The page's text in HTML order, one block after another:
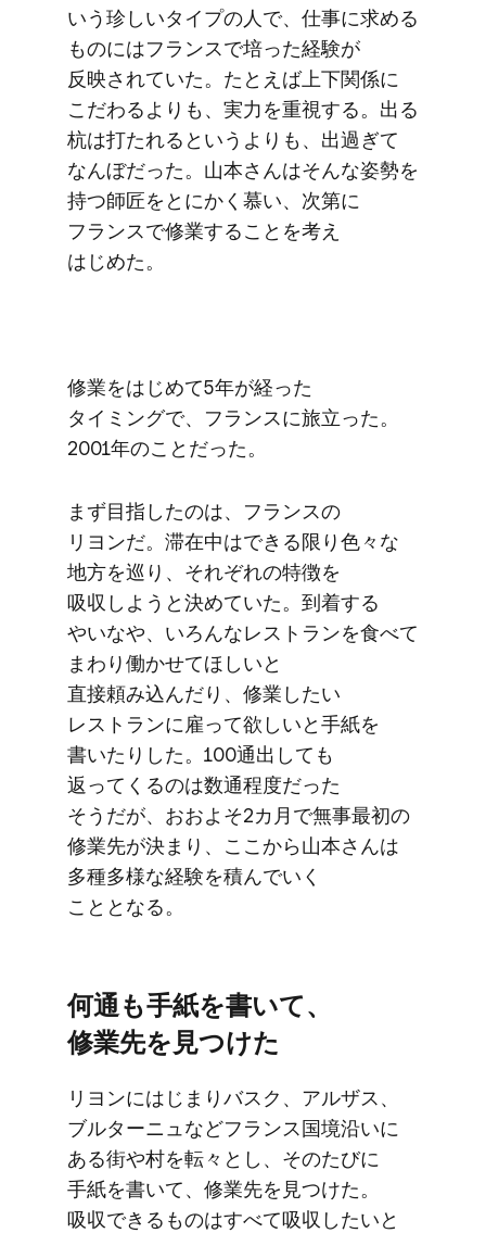
いう​珍しい​タイプの​人で、​仕事に​求める​
ものには​フランスで​培った​経験が​
反映されていた。​たとえば​上下関係に​
こだわるよりも、​実力を​重視する。​出る​
杭は​打たれると​いうよりも、​出過ぎて​
なんぼだった。​山本さんは​そんな​姿勢を​
持つ師匠を​とにかく​慕い、​次第に​
フランスで​修業する​ことを​考え​
はじめた。
修業を​はじめて​5年が​経った​
タイミングで、​フランスに​旅立った。​
2001年の​ことだった。
まず​目指したのは、​フランスの​
リヨンだ。​滞在中は​できる​限り​色々な​
地方を​巡り、​それぞれの​特徴を​
吸収しようと​決めて​いた。​到着する​
やいなや、​いろんな​レストランを​食べて​
まわり働かせて​ほしいと​
直接頼み込んだり、​修業したい​
レストランに​雇って​欲しいと​手紙を​
書いたりした。​100通出しても​
返ってくるのは​数通程度だった​
そうだが、​おおよそ​2カ月で​無事最初の​
修業先が​決まり、​ここから​山本さんは​
多種多様な​経験を​積んでいく​
こととなる。
何通も​手紙を​書いて、​
修業先を​見つけた
リヨンに​はじまりバスク、​アルザス、​
ブルターニュなどフランス国境沿いに​
ある​街や村を​転々とし、​そのたびに​
手紙を​書いて、​修業先を​見つけた。​
吸収できる​ものは​すべて​吸収したいと​